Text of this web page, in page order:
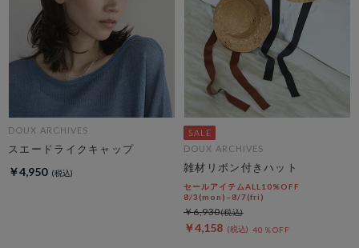
DOUX ARCHIVES
スエードライクキャップ
￥4,950
DOUX ARCHIVES
雑材リボン付きハット
セールアイテムALL10%OFF
8/3(mon)~8/7(fri)
￥4,158 40％OFF
￥6,930